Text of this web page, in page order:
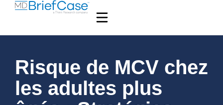
Risque de MCV chez
les adultes plus